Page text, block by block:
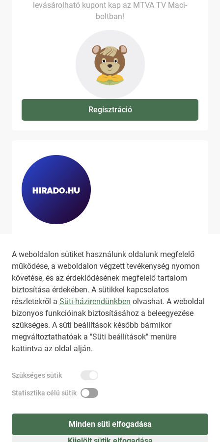
A weboldalon sütiket használunk oldalunk megfelelő
működése, a weboldalon végzett tevékenység nyomon
követése, és az érdeklődésének megfelelő tartalom
biztosítása érdekében. A sütikkel kapcsolatos
részletekről a Süti-házirendünkben olvashat. A weboldal
bizonyos funkcióinak biztosításához a beleegyezése
szükséges. A süti beállítások később bármikor
megváltoztathatóak a "Süti beállítások" menüre
kattintva az oldal alján.
Szükséges sütik
Statisztika célú sütik
Minden süti elfogadása
levásárolható kupont kap az MTVA TV Maci-
boltban!
Regisztráció
látni, látogassa meg ahirado.hu
oldalát!
HIRADO.HU MEDIAKLIKK.HU
M4SPORT.HU NEMZETISPORT.HU
IMPRESSZUM
NEMZETI KÖZLEMÉNYTÁR MEGRENDELÉS
AKADÁLYMENTESÍTÉSI NYILATKOZAT
SÚGÓ